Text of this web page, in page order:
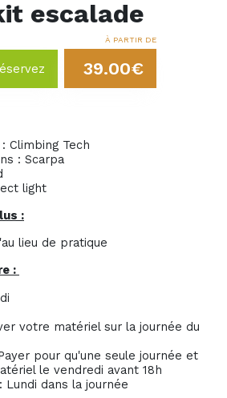
escalade
À PARTIR DE
39.00€
Climbing Tech
: Scarpa
light
:
lieu de pratique
:
votre matériel sur la journée du
pour qu'une seule journée et
le vendredi avant 18h
Lundi dans la journée